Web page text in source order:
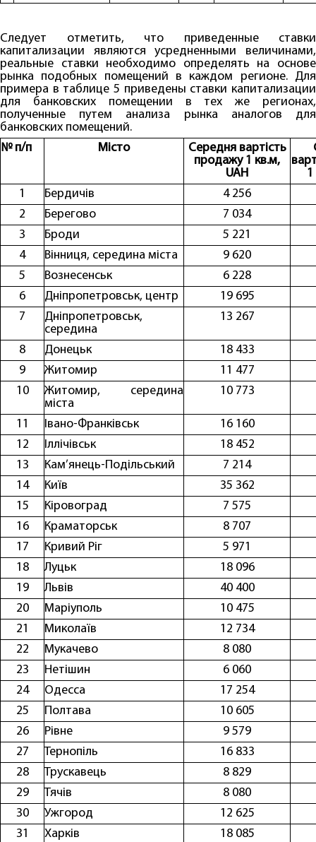
Следует отметить, что приведенные ставки
капитализации являются усредненными величинами,
реальные ставки необходимо определять на основе
рынка подобных помещений в каждом регионе. Для
примера в таблице 5 приведены ставки капитализации
для банковских помещении в тех же регионах,
полученные путем анализа рынка аналогов для
банковских помещений.
№ п/п
Місто
Середня вартість
продажу 1 кв.м,
UAH
1
1
Бердичів
4 256
2
Берегово
7 034
3
Броди
5 221
4
Вінниця, середина міста
9 620
5
Вознесенськ
6 228
6
Дніпропетровськ, центр
19 695
7
Дніпропетровськ,
середина
13 267
8 Донецьк
18 433
9
Житомиp
11 477
10
Житомиp, середина
міста
10 773
11 Івано-Франківськ
16 160
12
Іллічівськ
18 452
13
Кам’янець-Подільський
7 214
14
Київ
35 362
15
Кіровоград
7 575
16
Краматорськ
8 707
17
Кривий Ріг
5 971
18
Луцьк
18 096
19
Львів
40 400
20
Маріуполь
10 475
21
Миколаїв
12 734
22
Мукачево
8 080
23
Нетішин
6 060
24
Одесса
17 254
25
Полтава
10 605
26
Рівне
9 579
27
Тернопіль
16 833
28
Трускавець
8 829
29
Тячів
8 080
30
Ужгоpод
12 625
31
Харків
18 085